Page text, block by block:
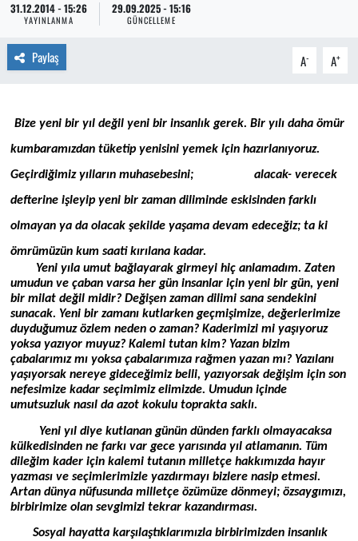
31.12.2014 - 15:26
YAYINLANMA
29.09.2025 - 15:16
GÜNCELLEME
Paylaş A- A+
Bize yeni bir yıl değil yeni bir insanlık gerek. Bir yılı daha ömür
kumbaramızdan tüketip yenisini yemek için hazırlanıyoruz.
Geçirdiğimiz yılların muhasebesini; alacak- verecek
defterine işleyip yeni bir zaman diliminde eskisinden farklı
olmayan ya da olacak şekilde yaşama devam edeceğiz; ta ki
ömrümüzün kum saati kırılana kadar.
Yeni yıla umut bağlayarak girmeyi hiç anlamadım. Zaten
umudun ve çaban varsa her gün insanlar için yeni bir gün, yeni
bir milat değil midir? Değişen zaman dilimi sana sendekini
sunacak. Yeni bir zamanı kutlarken geçmişimize, değerlerimize
duyduğumuz özlem neden o zaman? Kaderimizi mi yaşıyoruz
yoksa yazıyor muyuz? Kalemi tutan kim? Yazan bizim
çabalarımız mı yoksa çabalarımıza rağmen yazan mı? Yazılanı
yaşıyorsak nereye gideceğimiz belli, yazıyorsak değişim için son
nefesimize kadar seçimimiz elimizde. Umudun içinde
umutsuzluk nasıl da azot kokulu toprakta saklı.
Yeni yıl diye kutlanan günün dünden farklı olmayacaksa
külkedisinden ne farkı var gece yarısında yıl atlamanın. Tüm
dileğim kader için kalemi tutanın milletçe hakkımızda hayır
yazması ve seçimlerimizle yazdırmayı bizlere nasip etmesi.
Artan dünya nüfusunda milletçe özümüze dönmeyi; özsaygımızı,
birbirimize olan sevgimizi tekrar kazandırması.
Sosyal hayatta karşılaştıklarımızla birbirimizden insanlık
Son Dakika Haberleri
Haber Arşivi